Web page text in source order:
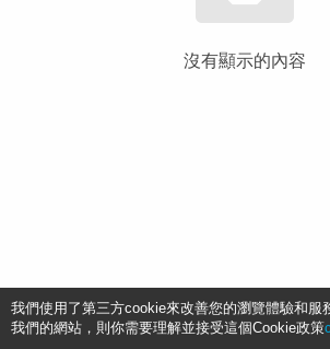
沒有顯示的內容
我們使用了第三方cookie來改善您的瀏覽體驗和服
我們的網站，則你需要理解並接受這個Cookie政策